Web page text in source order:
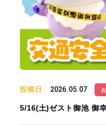
投稿日 2026.05.07
5/16(土)ゼスト御池 御